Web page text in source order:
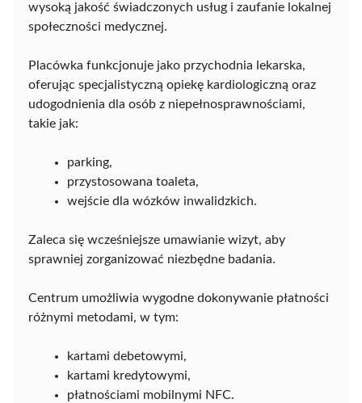
wysoką jakość świadczonych usług i zaufanie lokalnej
społeczności medycznej.
Placówka funkcjonuje jako przychodnia lekarska,
oferując specjalistyczną opiekę kardiologiczną oraz
udogodnienia dla osób z niepełnosprawnościami,
takie jak:
parking,
przystosowana toaleta,
wejście dla wózków inwalidzkich.
Zaleca się wcześniejsze umawianie wizyt, aby
sprawniej zorganizować niezbędne badania.
Centrum umożliwia wygodne dokonywanie płatności
różnymi metodami, w tym:
kartami debetowymi,
kartami kredytowymi,
płatnościami mobilnymi NFC.